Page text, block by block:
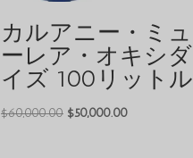
カルアニー・ミュ
ーレア・オキシダ
イズ 100リットル
$60,000.00 元
$50,000.00現